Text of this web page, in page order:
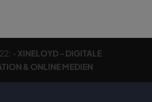
- XINELOYD - DIGITALE
& ONLINE MEDIEN